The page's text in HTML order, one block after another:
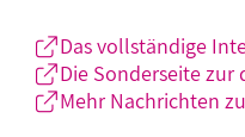
Das vollständige
Die Sonderseite zur
Mehr Nachrichten